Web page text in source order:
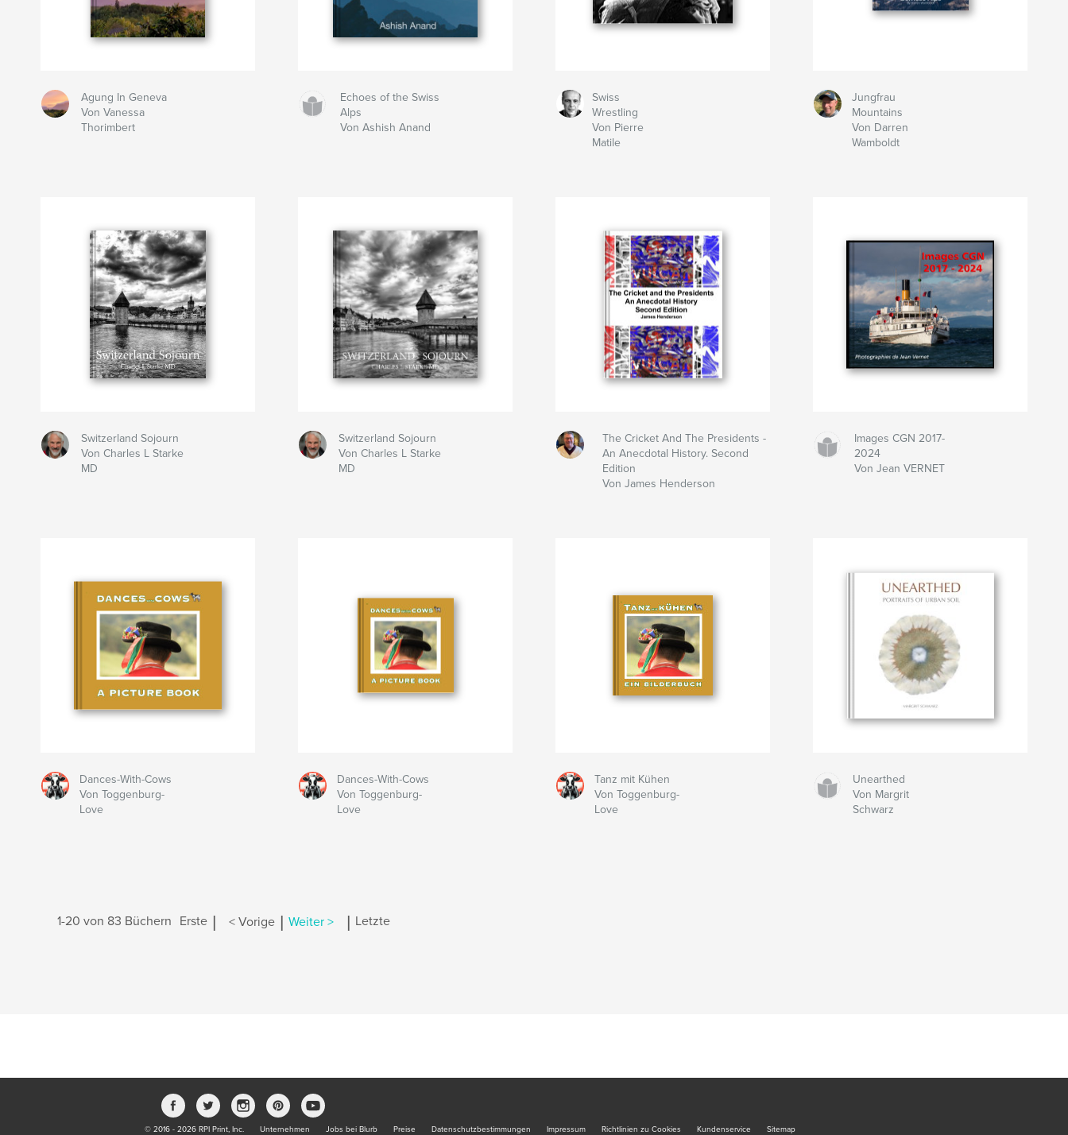
Agung In Geneva
Von Vanessa
Thorimbert
Echoes of the Swiss
Alps
Von Ashish Anand
Swiss
Wrestling
Von Pierre
Matile
Jungfrau
Mountains
Von Darren
Wamboldt
Switzerland Sojourn
Von Charles L Starke
MD
Switzerland Sojourn
Von Charles L Starke
MD
The Cricket And The Presidents -
An Anecdotal History. Second
Edition
Von James Henderson
Images CGN 2017-
2024
Von Jean VERNET
Dances-With-Cows
Von Toggenburg-
Love
Dances-With-Cows
Von Toggenburg-
Love
Tanz mit Kühen
Von Toggenburg-
Love
Unearthed
Von Margrit
Schwarz
1-20 von 83 Büchern Erste < Vorige Weiter > Letzte
© 2016 - 2026 RPI Print, Inc. Unternehmen Jobs bei Blurb Preise Datenschutzbestimmungen Impressum Richtlinien zu Cookies Kundenservice Sitemap